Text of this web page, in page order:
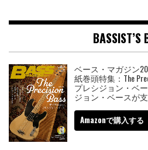
BASSIST’S
ベース・マガジン
紙巻頭特集：The
プレシジョン・ベ
ジョン・ベースが
Amazonで購入する